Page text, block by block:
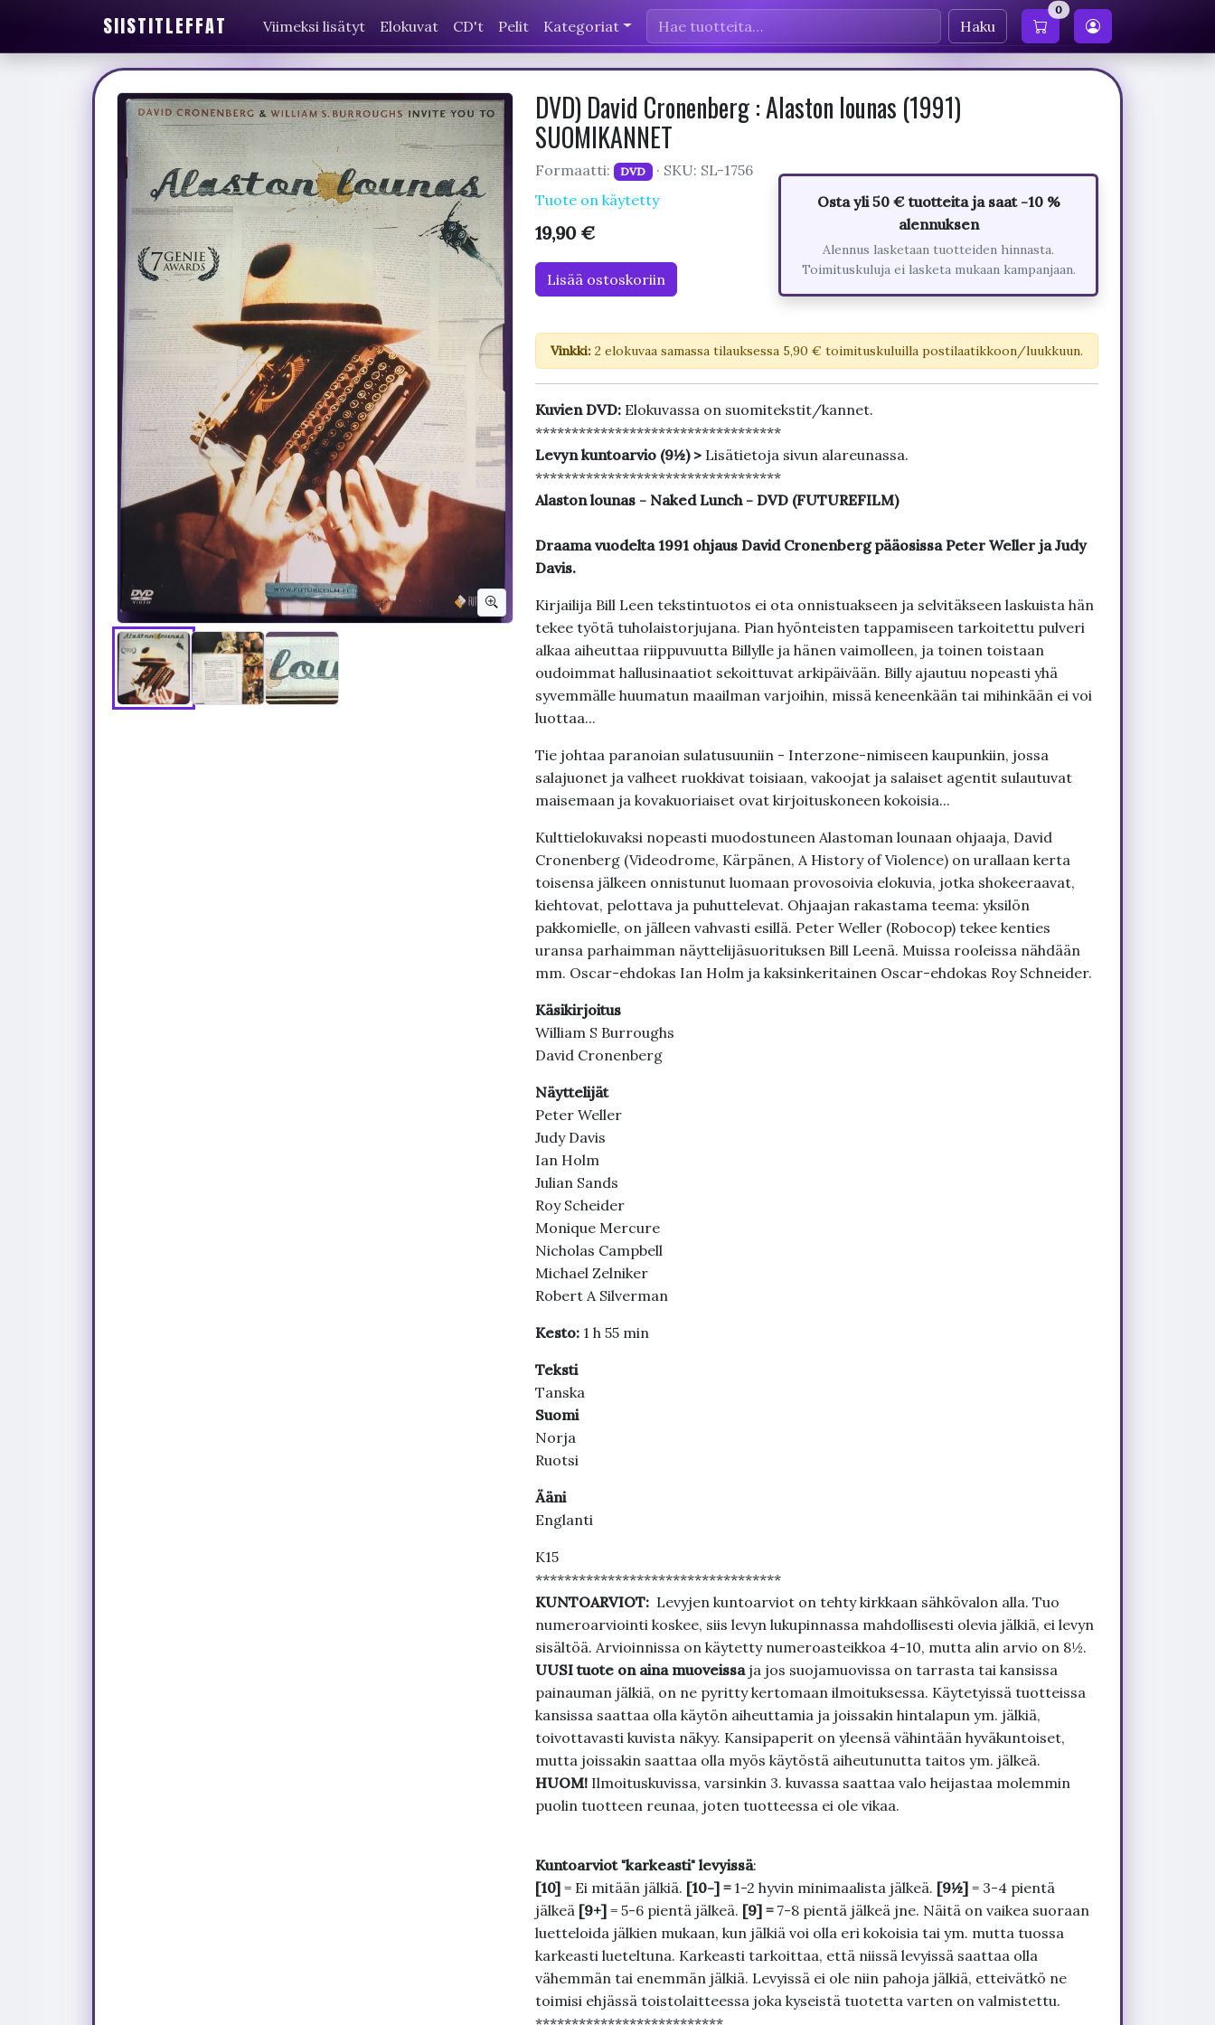
SIISTITLEFFAT Viimeksi lisätyt Elokuvat CD't Pelit Kategoriat Haku
0
DVD) David Cronenberg : Alaston lounas (1991)
SUOMIKANNET
Formaatti: DVD
· SKU: SL-1756
Tuote on käytetty
19,90 €
Lisää ostoskoriin
Osta yli 50 € tuotteita ja saat -10 %
alennuksen
Alennus lasketaan tuotteiden hinnasta.
Toimituskuluja ei lasketa mukaan kampanjaan.
Vinkki:2 elokuvaa samassa tilauksessa 5,90 € toimituskuluilla postilaatikkoon/luukkuun.
Kuvien DVD: Elokuvassa on suomitekstit/kannet.
**********************************
Levyn kuntoarvio (9½) > Lisätietoja sivun alareunassa.
**********************************
Alaston lounas - Naked Lunch - DVD (FUTUREFILM)
Draama vuodelta 1991 ohjaus David Cronenberg pääosissa Peter Weller ja Judy
Davis.
Kirjailija Bill Leen tekstintuotos ei ota onnistuakseen ja selvitäkseen laskuista hän
tekee työtä tuholaistorjujana. Pian hyönteisten tappamiseen tarkoitettu pulveri
alkaa aiheuttaa riippuvuutta Billylle ja hänen vaimolleen, ja toinen toistaan
oudoimmat hallusinaatiot sekoittuvat arkipäivään. Billy ajautuu nopeasti yhä
syvemmälle huumatun maailman varjoihin, missä keneenkään tai mihinkään ei voi
luottaa...
Tie johtaa paranoian sulatusuuniin - Interzone-nimiseen kaupunkiin, jossa
salajuonet ja valheet ruokkivat toisiaan, vakoojat ja salaiset agentit sulautuvat
maisemaan ja kovakuoriaiset ovat kirjoituskoneen kokoisia...
Kulttielokuvaksi nopeasti muodostuneen Alastoman lounaan ohjaaja, David
Cronenberg (Videodrome, Kärpänen, A History of Violence) on urallaan kerta
toisensa jälkeen onnistunut luomaan provosoivia elokuvia, jotka shokeeraavat,
kiehtovat, pelottava ja puhuttelevat. Ohjaajan rakastama teema: yksilön
pakkomielle, on jälleen vahvasti esillä. Peter Weller (Robocop) tekee kenties
uransa parhaimman näyttelijäsuorituksen Bill Leenä. Muissa rooleissa nähdään
mm. Oscar-ehdokas Ian Holm ja kaksinkeritainen Oscar-ehdokas Roy Schneider.
Käsikirjoitus
William S Burroughs
David Cronenberg
Näyttelijät
Peter Weller
Judy Davis
Ian Holm
Julian Sands
Roy Scheider
Monique Mercure
Nicholas Campbell
Michael Zelniker
Robert A Silverman
Kesto:1 h 55 min
Teksti
Tanska
Suomi
Norja
Ruotsi
Ääni
Englanti
K15
**********************************
KUNTOARVIOT: Levyjen kuntoarviot on tehty kirkkaan sähkövalon alla. Tuo
numeroarviointi koskee, siis levyn lukupinnassa mahdollisesti olevia jälkiä, ei levyn
sisältöä. Arvioinnissa on käytetty numeroasteikkoa 4-10, mutta alin arvio on 8½.
UUSI tuote on aina muoveissa ja jos suojamuovissa on tarrasta tai kansissa
painauman jälkiä, on ne pyritty kertomaan ilmoituksessa. Käytetyissä tuotteissa
kansissa saattaa olla käytön aiheuttamia ja joissakin hintalapun ym. jälkiä,
toivottavasti kuvista näkyy. Kansipaperit on yleensä vähintään hyväkuntoiset,
mutta joissakin saattaa olla myös käytöstä aiheutunutta taitos ym. jälkeä.
HUOM!Ilmoituskuvissa, varsinkin 3. kuvassa saattaa valo heijastaa molemmin
puolin tuotteen reunaa, joten tuotteessa ei ole vikaa.
Kuntoarviot "karkeasti" levyissä:
[10]= Ei mitään jälkiä. [10-] = 1-2 hyvin minimaalista jälkeä. [9½]= 3-4 pientä
jälkeä [9+]= 5-6 pientä jälkeä. [9] = 7-8 pientä jälkeä jne. Näitä on vaikea suoraan
luetteloida jälkien mukaan, kun jälkiä voi olla eri kokoisia tai ym. mutta tuossa
karkeasti lueteltuna. Karkeasti tarkoittaa, että niissä levyissä saattaa olla
vähemmän tai enemmän jälkiä. Levyissä ei ole niin pahoja jälkiä, etteivätkö ne
toimisi ehjässä toistolaitteessa joka kyseistä tuotetta varten on valmistettu.